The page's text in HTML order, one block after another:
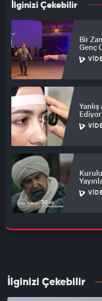
İlginizi Çekebilir
Bir
Genç
İlginizi Çekebilir